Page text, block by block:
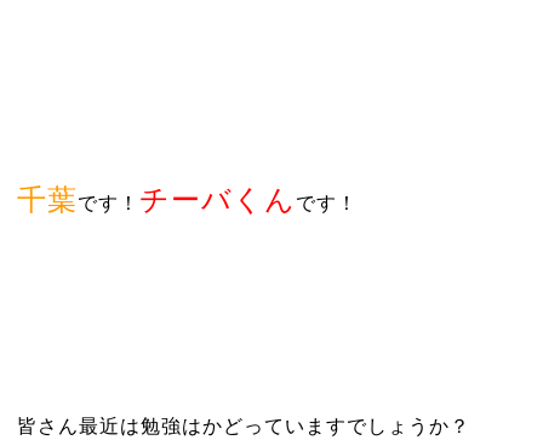
千葉です！ チーバくん です！
皆さん最近は勉強はかどっていますでしょうか？